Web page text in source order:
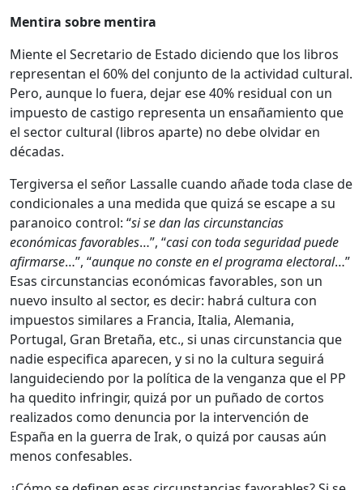
Mentira sobre mentira
Miente el Secretario de Estado diciendo que los libros
representan el 60% del conjunto de la actividad cultural.
Pero, aunque lo fuera, dejar ese 40% residual con un
impuesto de castigo representa un ensañamiento que
el sector cultural (libros aparte) no debe olvidar en
décadas.
Tergiversa el señor Lassalle cuando añade toda clase de
condicionales a una medida que quizá se escape a su
paranoico control: “si se dan las circunstancias
económicas favorables…”, “casi con toda seguridad puede
afirmarse…”, “aunque no conste en el programa electoral…”
Esas circunstancias económicas favorables, son un
nuevo insulto al sector, es decir: habrá cultura con
impuestos similares a Francia, Italia, Alemania,
Portugal, Gran Bretaña, etc., si unas circunstancia que
nadie especifica aparecen, y si no la cultura seguirá
languideciendo por la política de la venganza que el PP
ha quedito infringir, quizá por un puñado de cortos
realizados como denuncia por la intervención de
España en la guerra de Irak, o quizá por causas aún
menos confesables.